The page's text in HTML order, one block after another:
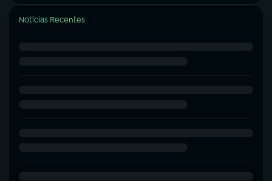
Notícias Recentes